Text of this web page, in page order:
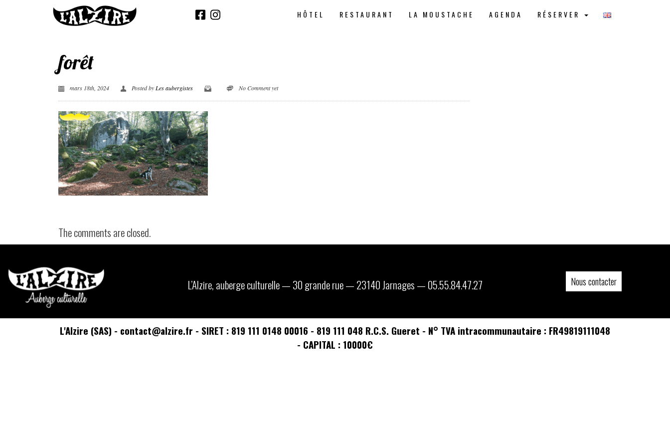
HÔTEL RESTAURANT LA MOUSTACHE AGENDA RÉSERVER
forêt
mars 18th, 2024 Posted by Les aubergistes No Comment yet
The comments are closed.
L’Alzire, auberge culturelle — 30 grande rue — 23140 Jarnages — 05.55.84.47.27 Nous contacter
L'Alzire (SAS) - contact@alzire.fr - SIRET : 819 111 0148 00016 - 819 111 048 R.C.S. Gueret - N° TVA intracommunautaire : FR49819111048
- CAPITAL : 10000€